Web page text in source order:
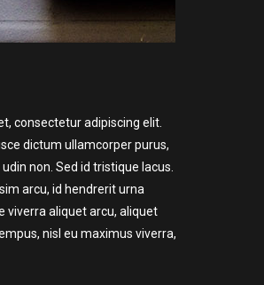
consectetur adipiscing elit.
dictum ullamcorper purus,
non. Sed id tristique lacus.
arcu, id hendrerit urna
viverra aliquet arcu, aliquet
nisl eu maximus viverra,